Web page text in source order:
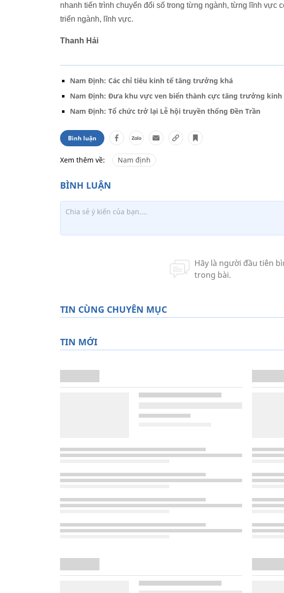
nhanh tiến trình chuyển đổi số trong từng ngành, từng lĩnh vực
triển ngành, lĩnh vực.
Thanh Hải
Nam Định: Các chỉ tiêu kinh tế tăng trưởng khá
Nam Định: Đưa khu vực ven biển thành cực tăng trưởng kinh
Nam Định: Tổ chức trở lại Lễ hội truyền thống Đền Trần
Bình luận
Xem thêm về: Nam định
TIN CÙNG CHUYÊN MỤC
TIN MỚI